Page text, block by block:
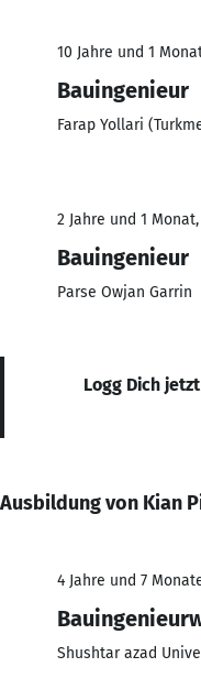
10 Jahre und 1
Bauingenieur
Farap Yollari
2 Jahre und 1
Bauingenieur
Parse Owjan Garrin
Logg Dich
Ausbildung von Kian
4 Jahre und 7
Shushtar azad